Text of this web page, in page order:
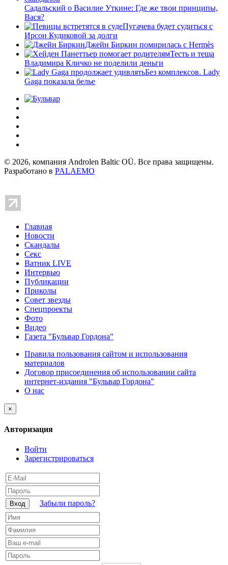
Садальский о Василие Уткине: Где же твои принципы,
Вася?
Пугачева будет судиться с
Ирсон Кудиковой за долги
Джейн Биркин помирилась с Hermès
Тесть и теща
Владимира Кличко не поделили деньги
Без комплексов. Lady
Gaga показала белье
© 2026, компания Androlen Baltic OÜ. Все права защищены.
Разработано в PALAEMO
Главная
Новости
Скандалы
Секс
Ватник LIVE
Интервью
Публикации
Приколы
Совет звезды
Спецпроекты
Фото
Видео
Газета "Бульвар Гордона"
Правила пользования сайтом и использования
материалов
Договор присоединения об использовании сайта
интернет-издания "Бульвар Гордона"
О нас
×
Авторизация
Войти
Зарегистрироваться
Вход Забыли пароль?